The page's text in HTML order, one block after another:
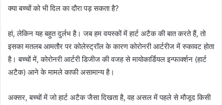
क्या बच्चों को भी दिल का दौरा पड़ सकता है?
हां, लेकिन यह बहुत दुर्लभ है। जब हम वयस्कों में हार्ट अटैक की बात करते हैं, तो
इसका मतलब आमतौर पर कोलेस्ट्रॉल के कारण कोरोनरी आर्टरीज में रुकावट होता
है। बच्चों में, कोरोनरी आर्टरी डिजीज की वजह से मायोकार्डियल इन्फार्क्शन (हार्ट
अटैक) आने के मामले काफी असामान्य है।
अक्सर, बच्चों में जो हार्ट अटैक जैसा दिखता है, वह असल में पहले से मौजूद किसी